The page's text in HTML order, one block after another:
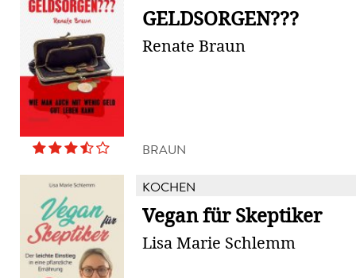
GELDSORGEN???
Renate Braun
BRAUN
KOCHEN
Vegan für Skeptiker
Lisa Marie Schlemm